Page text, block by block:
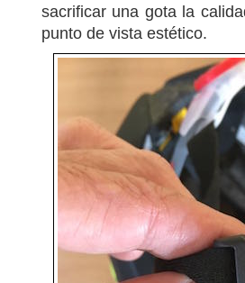
sacrificar una gota la
punto de vista estético.